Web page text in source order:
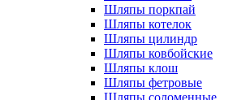
Шляпы поркпай
Шляпы котелок
Шляпы цилиндр
Шляпы ковбойские
Шляпы клош
Шляпы фетровые
Шляпы соломенные